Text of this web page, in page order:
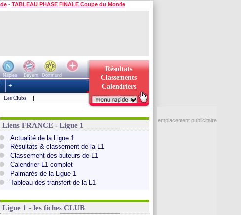
- TABLEAU PHASE FINALE Coupe du Monde
Naples Bayern
Dortmund
Résultats
Classements
Calendriers
+
Les Clubs |
Liens FRANCE - Ligue 1
Actualité de la Ligue 1
Résultats & classement de la L1
Classement des buteurs de L1
Calendrier L1 complet
Palmarès de la Ligue 1
Tableau des transfert de la L1
Ligue 1 - les fiches CLUB
emplacement publicitaire